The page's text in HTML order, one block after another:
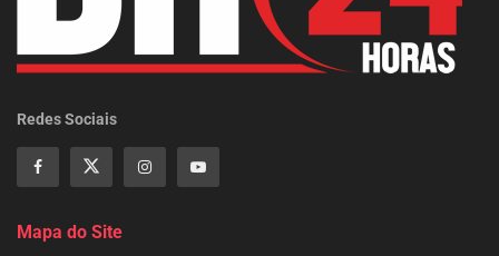
Redes Sociais
Mapa do Site